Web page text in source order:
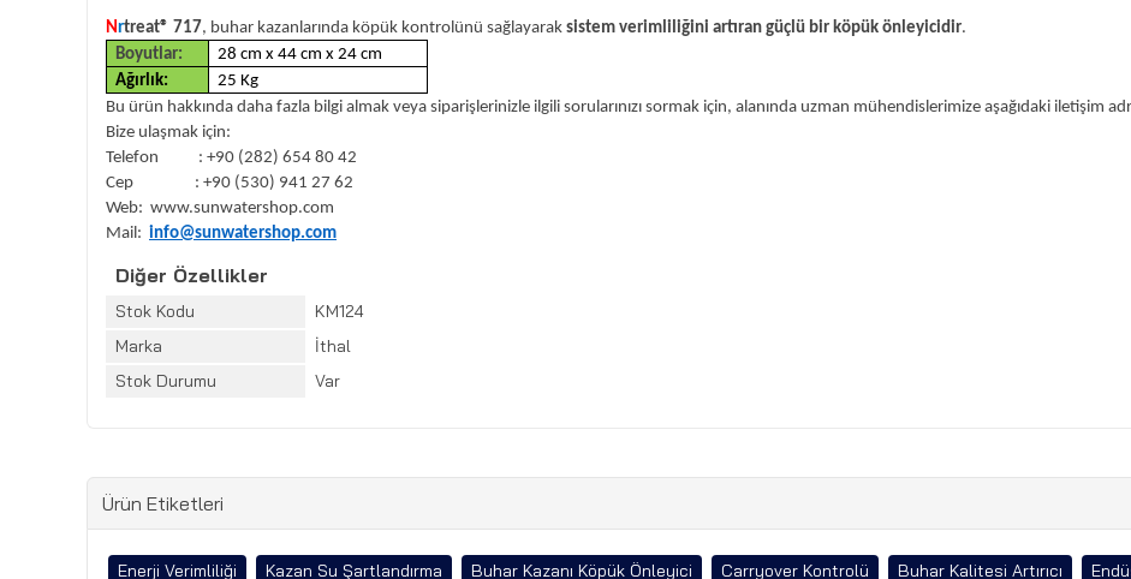
Nrtreat® 717, buhar kazanlarında köpük kontrolünü sağlayarak sistem verimliliğini artıran güçlü bir köpük önleyicidir.
Boyutlar:
28 cm x 44 cm x 24 cm
Ağırlık:
25 Kg
Bu ürün hakkında daha fazla bilgi almak veya siparişlerinizle ilgili sorularınızı sormak için, alanında uzman mühendislerimize aşağıdaki iletişim
Bize ulaşmak için:
Telefon : +90 (282) 654 80 42
Cep : +90 (530) 941 27 62
Web: www.sunwatershop.com
Mail: info@sunwatershop.com
Diğer Özellikler
Stok Kodu
KM124
Marka
İthal
Stok Durumu
Var
Ürün Etiketleri
Enerji Verimliliği Kazan Su Şartlandırma Buhar Kazanı Köpük Önleyici Carryover Kontrolü Buhar Kalitesi Artırıcı